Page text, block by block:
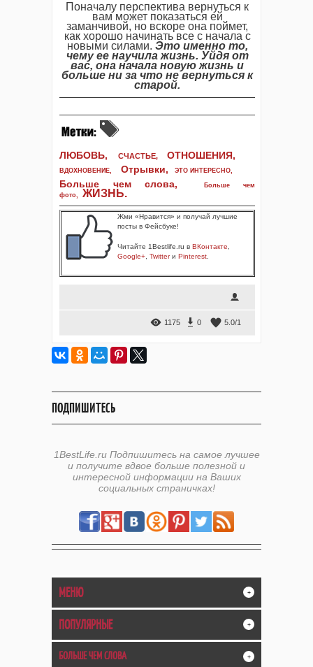
Поначалу перспектива вернуться к
вам может показаться ей
заманчивой, но вскоре она поймет,
как хорошо начинать все с начала с
новыми силами. Это именно то,
чему ее научила жизнь. Уйдя от
вас, она начала новую жизнь и
больше ни за что не вернуться к
старой.
ЛЮБОВЬ, СЧАСТЬЕ, ОТНОШЕНИЯ,
ВДОХНОВЕНИЕ, Отрывки, ЭТО ИНТЕРЕСНО,
Больше чем слова,
Больше чем
фото, ЖИЗНЬ.
Жми «Нравится» и получай лучшие
посты в Фейсбуке!
Читайте 1Bestlife.ru в ВКонтакте
Google+ Twitterи Pinterest
1175 0 5.0/1
ПОДПИШИТЕСЬ
1BestLife.ru Подпишитесь на самое лучшее
и получите вдвое больше полезной и
интересной информации на Ваших
социальных страничках!
МЕНЮ +
ПОПУЛЯРНЫЕ +
БОЛЬШЕ ЧЕМ СЛОВА +